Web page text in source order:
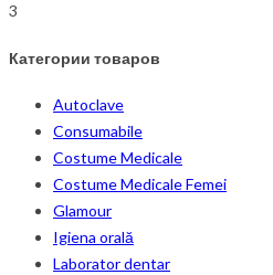
3
Категории товаров
Autoclave
Consumabile
Costume Medicale
Costume Medicale Femei
Glamour
Igiena orală
Laborator dentar